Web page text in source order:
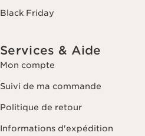
Black Friday
Services & Aide
Mon compte
Suivi de ma commande
Politique de retour
Informations d'expédition